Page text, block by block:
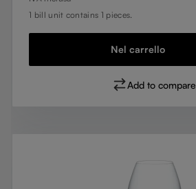
1 bill unit contains 1 pieces.
Nel carrello
Add to compare